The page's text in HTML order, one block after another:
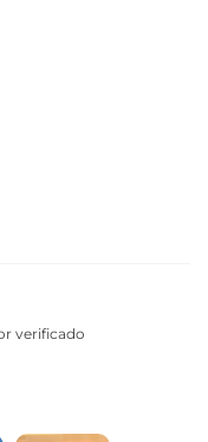
verificado